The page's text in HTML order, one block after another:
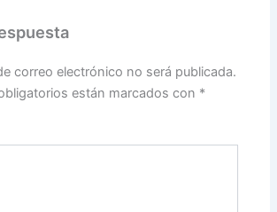
correo electrónico no será publicada.
están marcados con *